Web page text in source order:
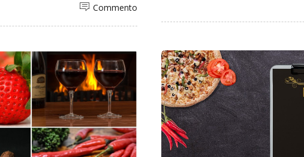
Commento